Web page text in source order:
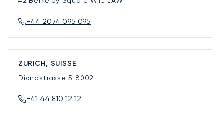
+44 2074 095 095
ZURICH, SUISSE
Dianastrasse 5 8002
+41 44 810 12 12